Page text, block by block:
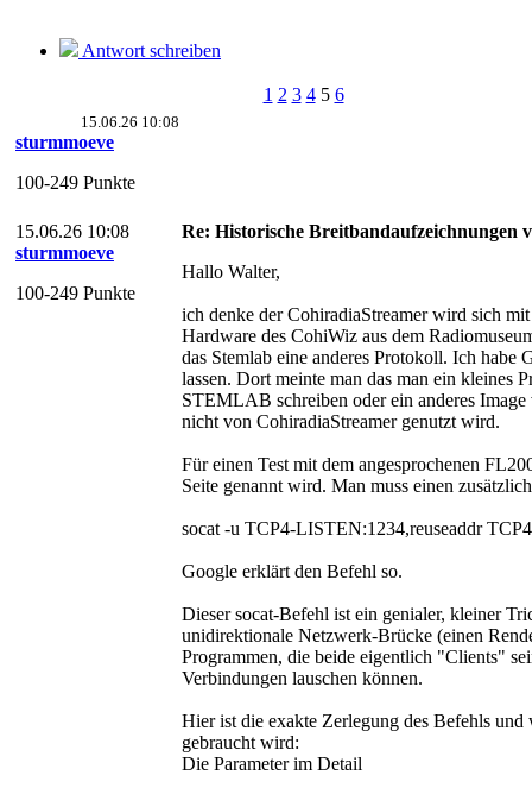
Antwort schreiben
1 2 3 4 5 6
15.06.26 10:08
sturmmoeve
100-249 Punkte
15.06.26 10:08
sturmmoeve
100-249 Punkte
Re: Historische
Hallo Walter,
ich denke der CohiradiaStreamer wird sich
Hardware des CohiWiz aus dem
das Stemlab eine anderes Protokoll. Ich habe
lassen. Dort meinte man das man ein kleines
STEMLAB schreiben oder ein anderes
nicht von CohiradiaStreamer genutzt wird.
Für einen Test mit dem angesprochenen
Seite genannt wird. Man muss einen
socat -u TCP4-LISTEN:1234,reuseaddr
Google erklärt den Befehl so.
Dieser socat-Befehl ist ein genialer, kleiner
unidirektionale Netzwerk-Brücke (einen
Programmen, die beide eigentlich "Clients"
Verbindungen lauschen können.
Hier ist die exakte Zerlegung des Befehls
gebraucht wird:
Die Parameter im Detail